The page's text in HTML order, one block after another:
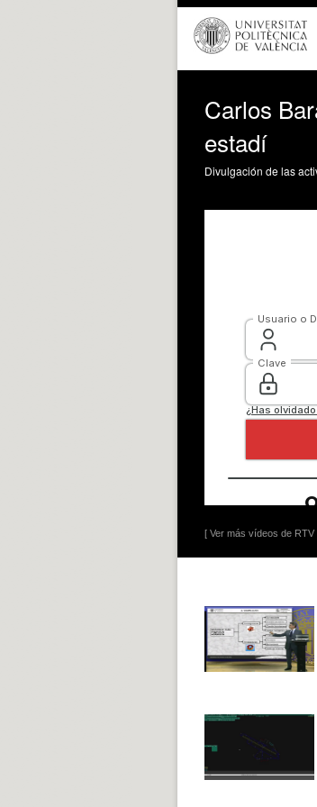
Carlos
estadí
Divulgación de las
[ Ver más vídeos de RTV